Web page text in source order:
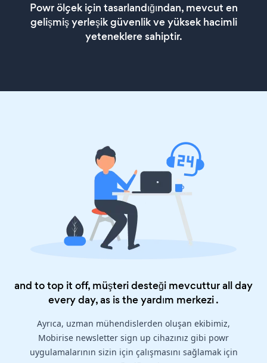
Powr ölçek için tasarlandığından, mevcut en
gelişmiş yerleşik güvenlik ve yüksek hacimli
yeteneklere sahiptir.
and to top it off, müşteri desteği mevcuttur all day
every day, as is theyardım merkezi.
Ayrıca, uzman mühendislerden oluşan ekibimiz,
Mobirise newsletter sign up cihazınız gibi powr
uygulamalarının sizin için çalışmasını sağlamak için